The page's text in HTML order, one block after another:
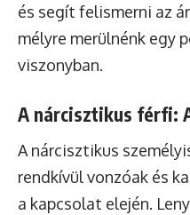
és segít felismerni az
mélyre merülnénk egy
viszonyban.
A nárcisztikus férfi:
A nárcisztikus
rendkívül vonzóak és
a kapcsolat elején.